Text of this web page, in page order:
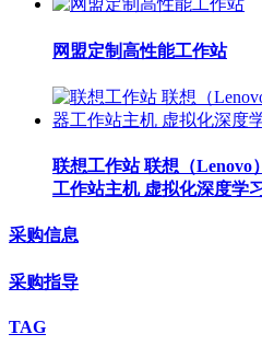
网盟定制高性能工作站
联想工作站 联想（Lenovo
工作站主机 虚拟化深度学
采购信息
采购指导
TAG